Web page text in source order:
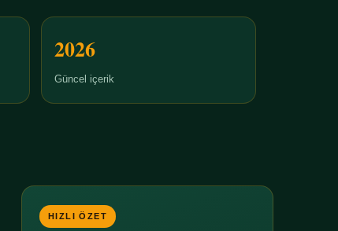
2026
Güncel içerik
HIZLI ÖZET